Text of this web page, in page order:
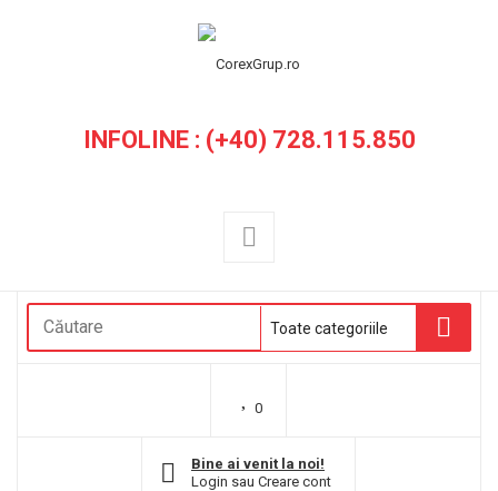
INFOLINE : (+40) 728.115.850
0
Bine ai venit la noi!
Login sau Creare cont